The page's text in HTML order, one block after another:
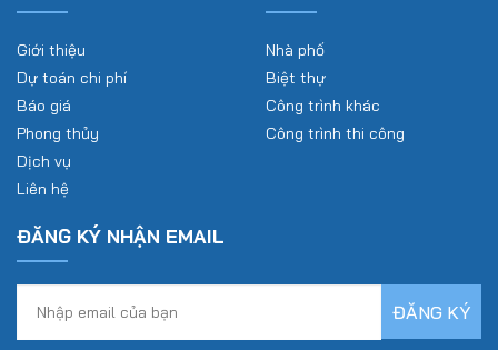
Giới thiệu
Dự toán chi phí
Báo giá
Phong thủy
Dịch vụ
Liên hệ
Nhà phố
Biệt thự
Công trình khác
Công trình thi công
ĐĂNG KÝ NHẬN EMAIL